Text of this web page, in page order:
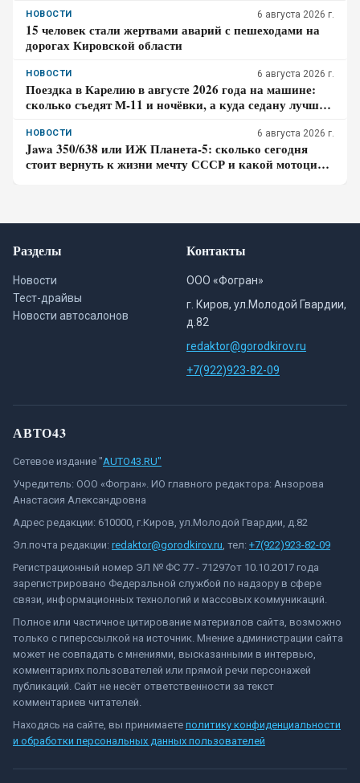
НОВОСТИ 6 августа 2026 г.
15 человек стали жертвами аварий с пешеходами на
дорогах Кировской области
НОВОСТИ 6 августа 2026 г.
Поездка в Карелию в августе 2026 года на машине:
сколько съедят М-11 и ночёвки, а куда седану лучше
НОВОСТИ 6 августа 2026 г.
Jawa 350/638 или ИЖ Планета-5: сколько сегодня
стоит вернуть к жизни мечту СССР и какой мотоцикл
Разделы
Новости
Тест-драйвы
Новости автосалонов
Контакты
ООО «Фогран»
г. Киров, ул.Молодой Гвардии,
д.82
redaktor@gorodkirov.ru
+7(922)923-82-09
АВТО43
Сетевое издание "AUTO43.RU"
Учредитель: ООО «Фогран». ИО главного редактора: Анзорова
Анастасия Александровна
Адрес редакции: 610000, г.Киров, ул.Молодой Гвардии, д.82
Эл.почта редакции: redaktor@gorodkirov.ru, тел: +7(922)923-82-09
Регистрационный номер ЭЛ № ФС 77 - 71297от 10.10.2017 года
зарегистрировано Федеральной службой по надзору в сфере
связи, информационных технологий и массовых коммуникаций.
Полное или частичное цитирование материалов сайта, возможно
только с гиперссылкой на источник. Мнение администрации сайта
может не совпадать с мнениями, высказанными в интервью,
комментариях пользователей или прямой речи персонажей
публикаций. Сайт не несёт ответственности за текст
комментариев читателей.
Находясь на сайте, вы принимаете политику конфиденциальности
и обработки персональных данных пользователей